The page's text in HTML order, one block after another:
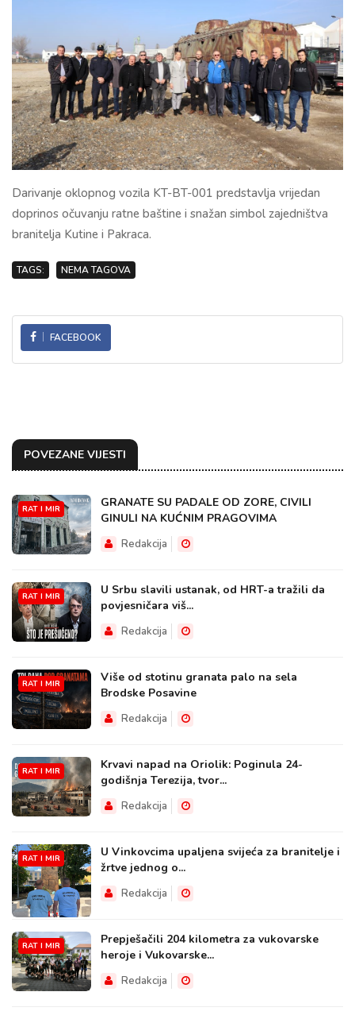
Darivanje oklopnog vozila KT-BT-001 predstavlja vrijedan
doprinos očuvanju ratne baštine i snažan simbol zajedništva
branitelja Kutine i Pakraca.
TAGS: NEMA TAGOVA
FACEBOOK
POVEZANE VIJESTI
RAT I MIR
GRANATE SU PADALE OD ZORE, CIVILI
GINULI NA KUĆNIM PRAGOVIMA
Redakcija
RAT I MIR
U Srbu slavili ustanak, od HRT-a tražili da
povjesničara viš...
Redakcija
RAT I MIR
Više od stotinu granata palo na sela
Brodske Posavine
Redakcija
RAT I MIR
Krvavi napad na Oriolik: Poginula 24-
godišnja Terezija, tvor...
Redakcija
RAT I MIR
U Vinkovcima upaljena svijeća za branitelje i
žrtve jednog o...
Redakcija
RAT I MIR
Prepješačili 204 kilometra za vukovarske
heroje i Vukovarske...
Redakcija